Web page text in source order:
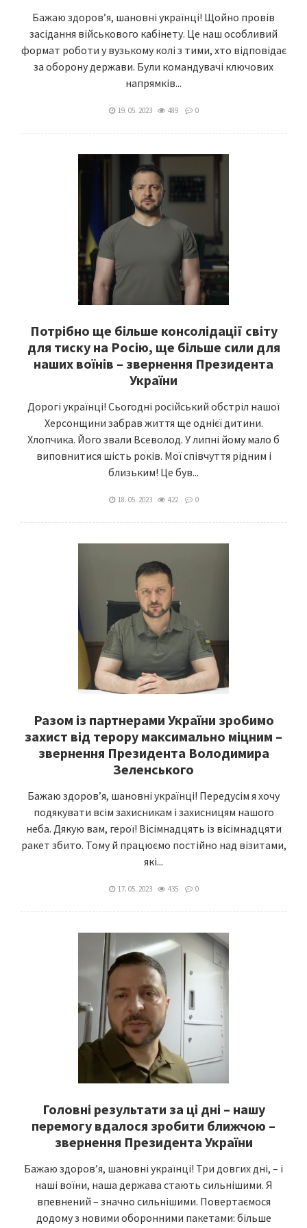
Бажаю здоровʼя, шановні українці! Щойно провів
засідання військового кабінету. Це наш особливий
формат роботи у вузькому колі з тими, хто відповідає
за оборону держави. Були командувачі ключових
напрямків...
19. 05. 2023 489 0
Потрібно ще більше консолідації світу
для тиску на Росію, ще більше сили для
наших воїнів – звернення Президента
України
Дорогі українці! Сьогодні російський обстріл нашої
Херсонщини забрав життя ще однієї дитини.
Хлопчика. Його звали Всеволод. У липні йому мало б
виповнитися шість років. Мої співчуття рідним і
близьким! Це був...
18. 05. 2023 422 0
Разом із партнерами України зробимо
захист від терору максимально міцним –
звернення Президента Володимира
Зеленського
Бажаю здоровʼя, шановні українці! Передусім я хочу
подякувати всім захисникам і захисницям нашого
неба. Дякую вам, герої! Вісімнадцять із вісімнадцяти
ракет збито. Тому й працюємо постійно над візитами,
які...
17. 05. 2023 435 0
Головні результати за ці дні – нашу
перемогу вдалося зробити ближчою –
звернення Президента України
Бажаю здоровʼя, шановні українці! Три довгих дні, – і
наші воїни, наша держава стають сильнішими. Я
впевнений – значно сильнішими. Повертаємося
додому з новими оборонними пакетами: більше